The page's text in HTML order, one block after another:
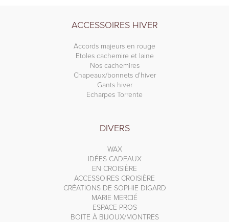
ACCESSOIRES HIVER
Accords majeurs en rouge
Etoles cachemire et laine
Nos cachemires
Chapeaux/bonnets d'hiver
Gants hiver
Echarpes Torrente
DIVERS
WAX
IDÉES CADEAUX
EN CROISIÈRE
ACCESSOIRES CROISIÈRE
CRÉATIONS DE SOPHIE DIGARD
MARIE MERCIÉ
ESPACE PROS
BOITE À BIJOUX/MONTRES